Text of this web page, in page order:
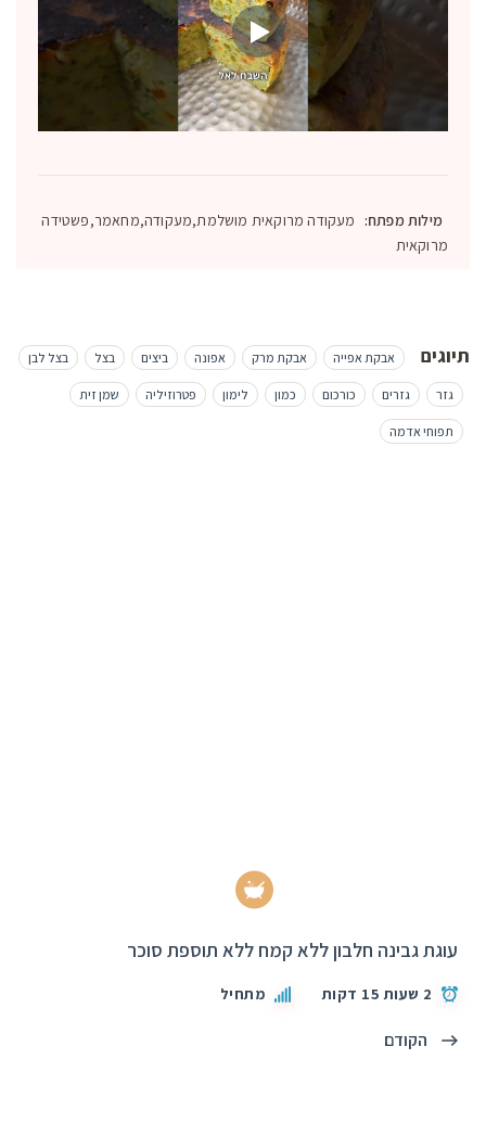
מילות מפתח: מעקודה מרוקאית מושלמת,מעקודה,מחאמר,פשטידה
מרוקאית
תיוגים אבקת אפייה אבקת מרק אפונה ביצים בצל בצל לבן
גזר גזרים כורכום כמון לימון פטרוזיליה שמן זית
תפוחי אדמה
עוגת גבינה חלבון ללא קמח ללא תוספת סוכר
2 שעות 15 דקות מתחיל